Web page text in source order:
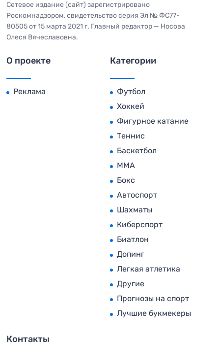
Сетевое издание (сайт) зарегистрировано
Роскомнадзором, свидетельство серия Эл № ФС77-
80505 от 15 марта 2021 г. Главный редактор — Носова
Олеся Вячеславовна.
О проекте
Реклама
Категории
Футбол
Хоккей
Фигурное катание
Теннис
Баскетбол
MMA
Бокс
Автоспорт
Шахматы
Киберспорт
Биатлон
Допинг
Легкая атлетика
Другие
Прогнозы на спорт
Лучшие букмекеры
Контакты